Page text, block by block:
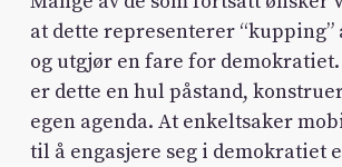
at dette representerer “kupping”
og utgjør en fare for
er dette en hul påstand,
egen agenda. At enkeltsaker
til å engasjere seg i demokratiet